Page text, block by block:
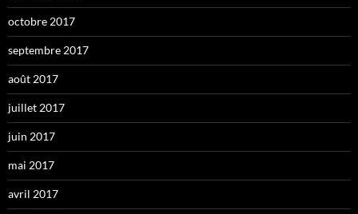
octobre 2017
septembre 2017
août 2017
juillet 2017
juin 2017
mai 2017
avril 2017